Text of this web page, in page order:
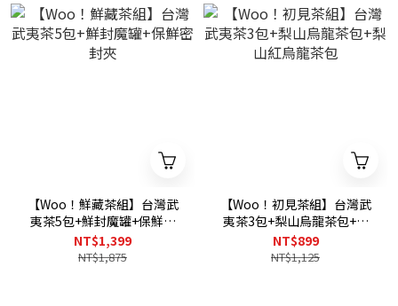
【Woo！鮮藏茶組】台灣武
夷茶5包+鮮封魔罐+保鮮密
封夾
NT$1,399
NT$1,875
【Woo！初見茶組】台灣武
夷茶3包+梨山烏龍茶包+梨
山紅烏龍茶包
NT$899
NT$1,125